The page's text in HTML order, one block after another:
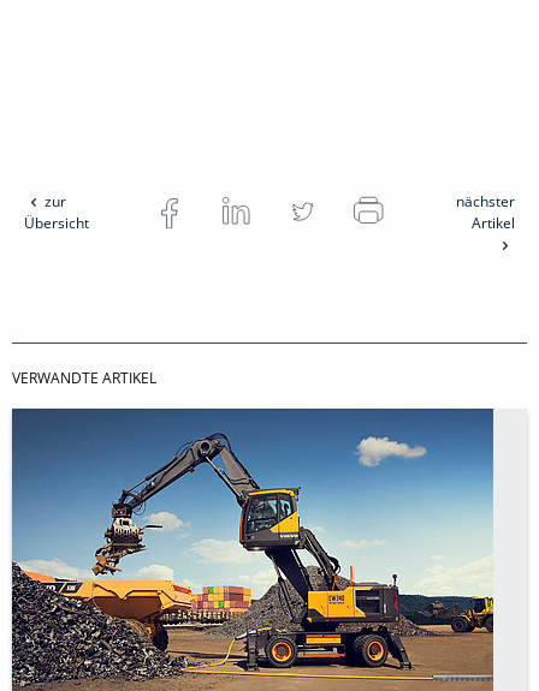
zur
Übersicht
nächster
Artikel
VERWANDTE ARTIKEL